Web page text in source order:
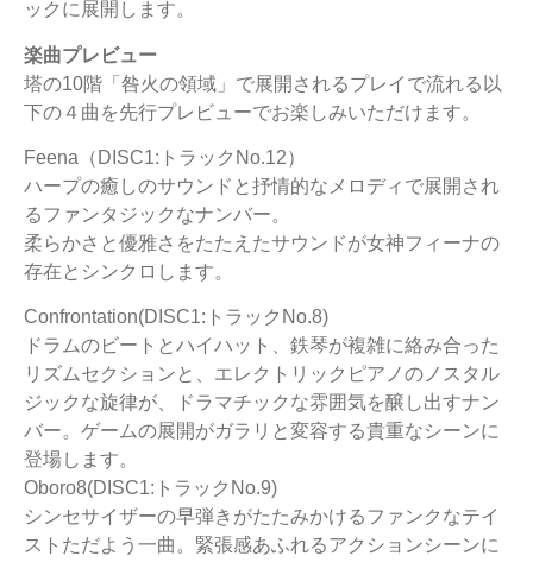
ックに展開します。
楽曲プレビュー
塔の10階「咎火の領域」で展開されるプレイで流れる以
下の４曲を先行プレビューでお楽しみいただけます。
Feena（DISC1:トラックNo.12）
ハープの癒しのサウンドと抒情的なメロディで展開され
るファンタジックなナンバー。
柔らかさと優雅さをたたえたサウンドが女神フィーナの
存在とシンクロします。
Confrontation(DISC1:トラックNo.8)
ドラムのビートとハイハット、鉄琴が複雑に絡み合った
リズムセクションと、エレクトリックピアノのノスタル
ジックな旋律が、ドラマチックな雰囲気を醸し出すナン
バー。ゲームの展開がガラリと変容する貴重なシーンに
登場します。
Oboro8(DISC1:トラックNo.9)
シンセサイザーの早弾きがたたみかけるファンクなテイ
ストただよう一曲。緊張感あふれるアクションシーンに